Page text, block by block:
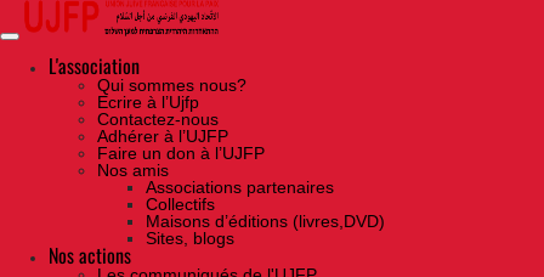
Skip
the
contentL'association
Qui sommes nous?
Ecrire à l’Ujfp
Contactez-nous
Adhérer à l’UJFP
Faire un don à l’UJFP
Nos amis
Associations partenaires
Collectifs
Maisons d’éditions (livres,DVD)
Sites, blogs
Nos actions